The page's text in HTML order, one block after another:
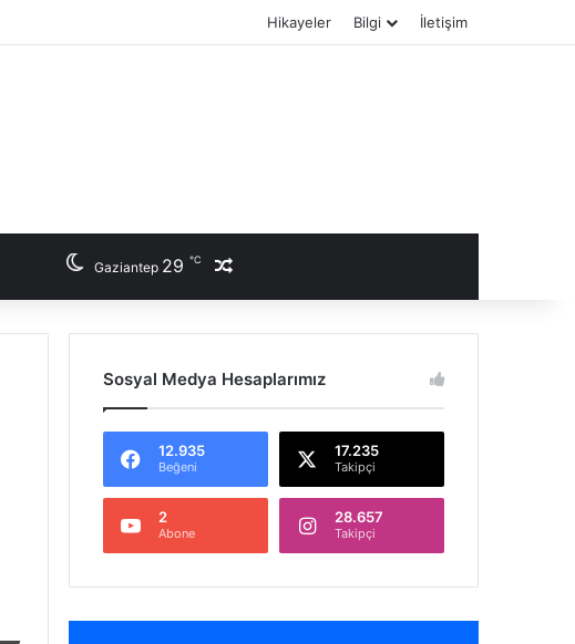
Hikayeler Bilgi İletişim
Gaziantep 29 ℃
Sosyal Medya Hesaplarımız
12.935
Beğeni
17.235
Takipçi
2
Abone
28.657
Takipçi